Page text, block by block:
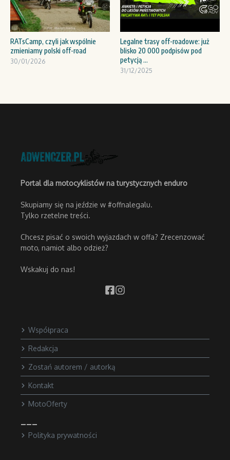
RATsCamp, czyli jak wspólnie
zmieniamy polski off-road
30/01/2026
Legalne trasy off-roadowe: już
blisko 20 000 podpisów pod
petycją ...
31/12/2025
Portal dla motocyklistów na turystycznych enduro
Skupiamy się na jeździe w #offnalegalu.
Tylko rzetelne treści.
Chcesz pisać o swoich wyjazdach w offa? Zrecenzować
moto, namiot albo odzież?
Wskakuj do nas!
Współpraca
Redakcja
Zostań autorem / autorką
Kontakt
MotoOferty
Polityka prywatności